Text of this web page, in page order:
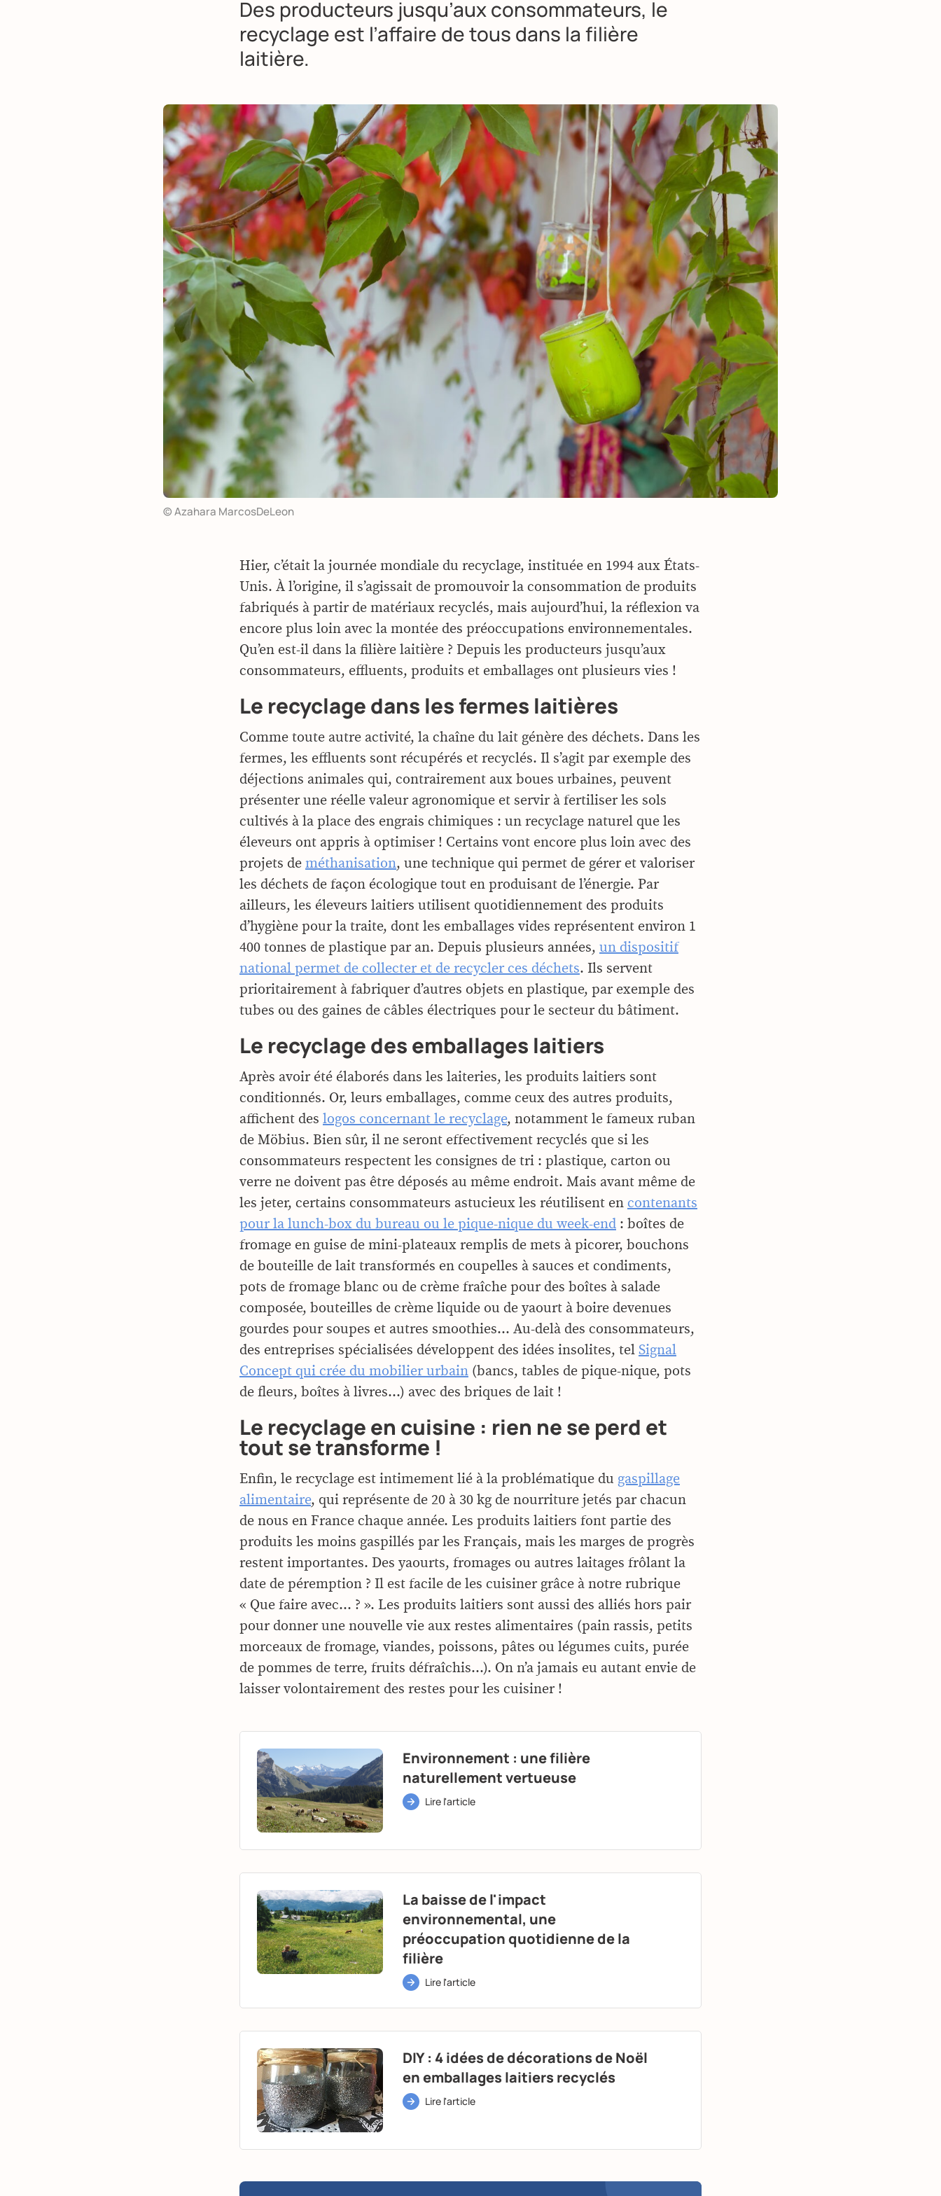
Des producteurs jusqu’aux consommateurs, le
recyclage est l’affaire de tous dans la filière
laitière.
© Azahara MarcosDeLeon
Hier, c’était la journée mondiale du recyclage, instituée en 1994 aux États-
Unis. À l’origine, il s’agissait de promouvoir la consommation de produits
fabriqués à partir de matériaux recyclés, mais aujourd’hui, la réflexion va
encore plus loin avec la montée des préoccupations environnementales.
Qu’en est-il dans la filière laitière ? Depuis les producteurs jusqu’aux
consommateurs, effluents, produits et emballages ont plusieurs vies !
Le recyclage dans les fermes laitières
Comme toute autre activité, la chaîne du lait génère des déchets. Dans les
fermes, les effluents sont récupérés et recyclés. Il s’agit par exemple des
déjections animales qui, contrairement aux boues urbaines, peuvent
présenter une réelle valeur agronomique et servir à fertiliser les sols
cultivés à la place des engrais chimiques : un recyclage naturel que les
éleveurs ont appris à optimiser ! Certains vont encore plus loin avec des
projets de méthanisation, une technique qui permet de gérer et valoriser
les déchets de façon écologique tout en produisant de l’énergie. Par
ailleurs, les éleveurs laitiers utilisent quotidiennement des produits
d’hygiène pour la traite, dont les emballages vides représentent environ 1
400 tonnes de plastique par an. Depuis plusieurs années, un dispositif
national permet de collecter et de recycler ces déchets. Ils servent
prioritairement à fabriquer d’autres objets en plastique, par exemple des
tubes ou des gaines de câbles électriques pour le secteur du bâtiment.
Le recyclage des emballages laitiers
Après avoir été élaborés dans les laiteries, les produits laitiers sont
conditionnés. Or, leurs emballages, comme ceux des autres produits,
affichent des logos concernant le recyclage, notamment le fameux ruban
de Möbius. Bien sûr, il ne seront effectivement recyclés que si les
consommateurs respectent les consignes de tri : plastique, carton ou
verre ne doivent pas être déposés au même endroit. Mais avant même de
les jeter, certains consommateurs astucieux les réutilisent en contenants
pour la lunch-box du bureau ou le pique-nique du week-end : boîtes de
fromage en guise de mini-plateaux remplis de mets à picorer, bouchons
de bouteille de lait transformés en coupelles à sauces et condiments,
pots de fromage blanc ou de crème fraîche pour des boîtes à salade
composée, bouteilles de crème liquide ou de yaourt à boire devenues
gourdes pour soupes et autres smoothies… Au-delà des consommateurs,
des entreprises spécialisées développent des idées insolites, tel Signal
Concept qui crée du mobilier urbain (bancs, tables de pique-nique, pots
de fleurs, boîtes à livres…) avec des briques de lait !
Le recyclage en cuisine : rien ne se perd et
tout se transforme !
Enfin, le recyclage est intimement lié à la problématique du gaspillage
alimentaire, qui représente de 20 à 30 kg de nourriture jetés par chacun
de nous en France chaque année. Les produits laitiers font partie des
produits les moins gaspillés par les Français, mais les marges de progrès
restent importantes. Des yaourts, fromages ou autres laitages frôlant la
date de péremption ? Il est facile de les cuisiner grâce à notre rubrique
« Que faire avec… ? ». Les produits laitiers sont aussi des alliés hors pair
pour donner une nouvelle vie aux restes alimentaires (pain rassis, petits
morceaux de fromage, viandes, poissons, pâtes ou légumes cuits, purée
de pommes de terre, fruits défraîchis…). On n’a jamais eu autant envie de
laisser volontairement des restes pour les cuisiner !
Environnement : une filière
naturellement vertueuse
Lire l'article
La baisse de l'impact
environnemental, une
préoccupation quotidienne de la
filière
Lire l'article
DIY : 4 idées de décorations de Noël
en emballages laitiers recyclés
Lire l'article